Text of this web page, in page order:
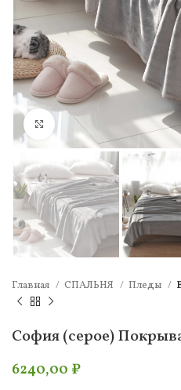
Нажмите, чтобы
Главная СПАЛЬНЯ Пледы
София (серое)
6240,00 ₽